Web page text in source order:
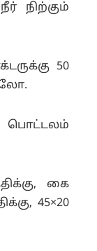
நிற்கும்
50
பொட்டலம்
கை
45×20